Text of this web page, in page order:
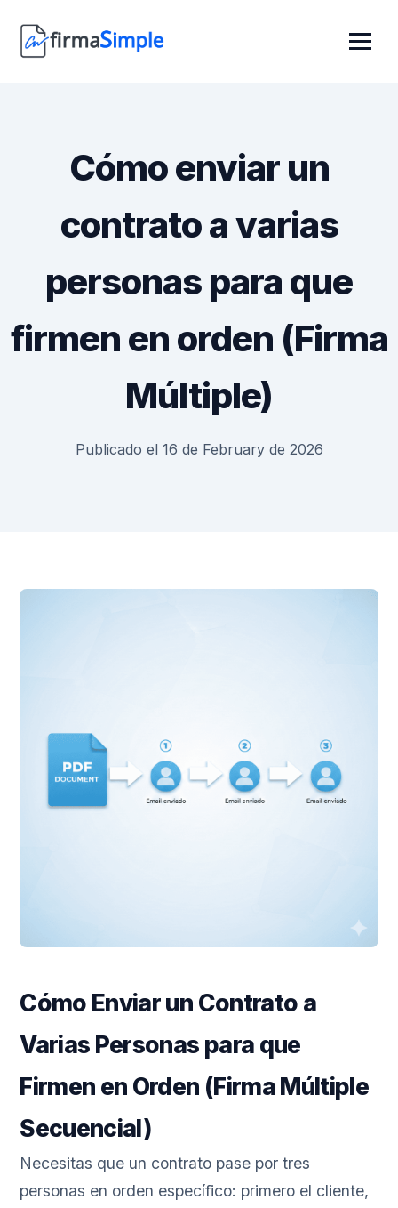
Cómo enviar un
contrato a varias
personas para que
firmen en orden (Firma
Múltiple)
Publicado el 16 de February de 2026
Cómo Enviar un Contrato a
Varias Personas para que
Firmen en Orden (Firma Múltiple
Secuencial)
Necesitas que un contrato pase por tres
personas en orden específico: primero el cliente,